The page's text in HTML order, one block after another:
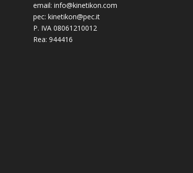
email:info@kinetikon.com
pec:kinetikon@pec.it
P. IVA 08061210012
Rea: 944416